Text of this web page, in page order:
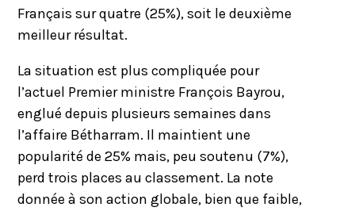
Français sur quatre (25%), soit le deuxième
meilleur résultat.
La situation est plus compliquée pour
l’actuel Premier ministre François Bayrou,
englué depuis plusieurs semaines dans
l’affaire Bétharram. Il maintient une
popularité de 25% mais, peu soutenu (7%),
perd trois places au classement. La note
donnée à son action globale, bien que faible,